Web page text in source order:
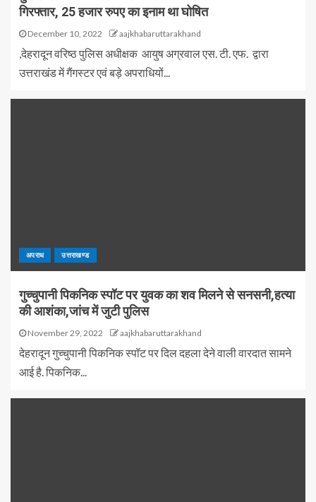
गिरफ्तार, 25 हजार रुपए का इनाम था घोषित
December 10, 2022 aajkhabaruttarakhand
,देहरादून वरिष्ठ पुलिस अधीक्षक आयुष अग्रवाल एस. टी. एफ. द्वारा
उत्तराखंड में गैंगस्टर एवं बड़े अपराधियों...
अपराध उत्तराखण्ड
गुच्चुपानी पिकनिक स्पॉट पर युवक का शव मिलने से सनसनी,हत्या
की आशंका,जांच में जुटी पुलिस
November 29, 2022 aajkhabaruttarakhand
देहरादून गुच्चुपानी पिकनिक स्पॉट पर दिल दहला देने वाली वारदात सामने
आई है. पिकनिक...